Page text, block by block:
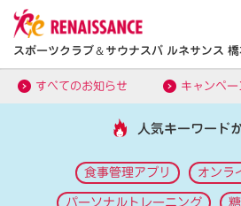
スポーツクラブ＆サウナスパ ルネサンス
すべてのお知らせ キャンペー
人気キーワード
食事管理アプリ オンラ
パーソナルトレーニング